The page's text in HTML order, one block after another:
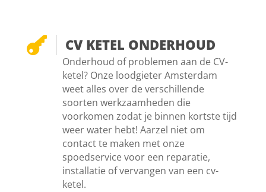
 CV KETEL ONDERHOUD
Onderhoud of problemen aan de CV-
ketel? Onze loodgieter Amsterdam
weet alles over de verschillende
soorten werkzaamheden die
voorkomen zodat je binnen kortste tijd
weer water hebt! Aarzel niet om
contact te maken met onze
spoedservice voor een reparatie,
installatie of vervangen van een cv-
ketel.